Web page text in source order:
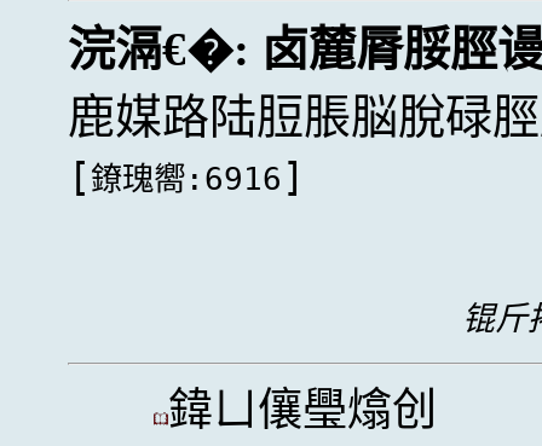
浣滆€�: 卤麓脣脮脛
鹿媒路陆脰脹脳脫碌
[鐐瑰嚮:6916 ]
锟斤
鍏ㄩ儴璺熻创